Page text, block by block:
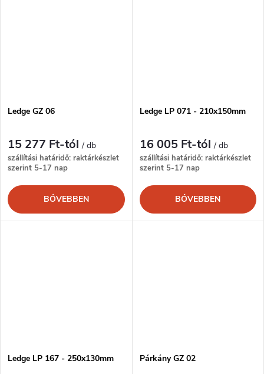
Ledge GZ 06
15 277 Ft-tól/ db
szállítási határidő: raktárkészlet
szerint 5-17 nap
BŐVEBBEN
Ledge LP 071 - 210x150mm
16 005 Ft-tól/ db
szállítási határidő: raktárkészlet
szerint 5-17 nap
BŐVEBBEN
Ledge LP 167 - 250x130mm Párkány GZ 02